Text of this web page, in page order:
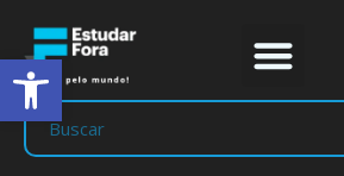
Abrir a barra de ferramentas